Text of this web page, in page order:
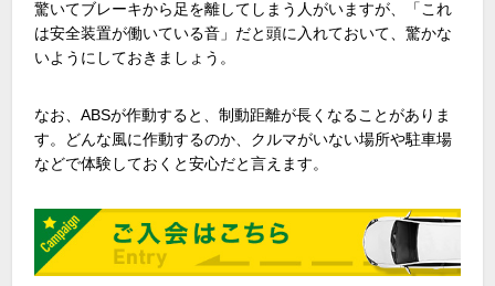
驚いてブレーキから足を離してしまう人がいますが、「これ
は安全装置が働いている音」だと頭に入れておいて、驚かな
いようにしておきましょう。
なお、ABSが作動すると、制動距離が長くなることがありま
す。どんな風に作動するのか、クルマがいない場所や駐車場
などで体験しておくと安心だと言えます。